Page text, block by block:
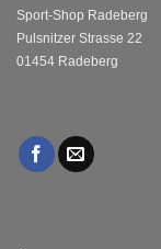
Sport-Shop Radeberg
Pulsnitzer Strasse 22
01454 Radeberg